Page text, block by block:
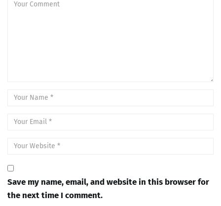
Save my name, email, and website in this browser for
the next time I comment.